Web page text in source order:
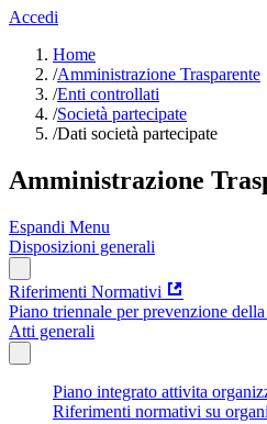
Accedi
Home
/Amministrazione Trasparente
/Enti controllati
/Società partecipate
/Dati società partecipate
Amministrazione
Espandi Menu
Disposizioni generali
Riferimenti Normativi
Piano triennale per prevenzione
Atti generali
Piano integrato attivita
Riferimenti normativi su